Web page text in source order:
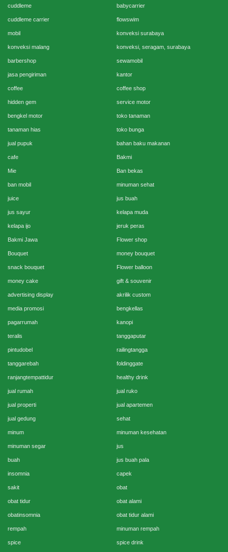
cuddleme babycarrier
cuddleme carrier flowswim
mobil konveksi surabaya
konveksi malang konveksi, seragam, surabaya
barbershop sewamobil
jasa pengiriman kantor
coffee coffee shop
hidden gem service motor
bengkel motor toko tanaman
tanaman hias toko bunga
jual pupuk bahan baku makanan
cafe Bakmi
Mie Ban bekas
ban mobil minuman sehat
juice jus buah
jus sayur kelapa muda
kelapa ijo jeruk peras
Bakmi Jawa Flower shop
Bouquet money bouquet
snack bouquet Flower balloon
money cake gift & souvenir
advertising display akrilik custom
media promosi bengkellas
pagarrumah kanopi
teralis tanggaputar
pintudobel railingtangga
tanggarebah foldinggate
ranjangtempattidur healthy drink
jual rumah jual ruko
jual properti jual apartemen
jual gedung sehat
minum minuman kesehatan
minuman segar jus
buah jus buah pala
insomnia capek
sakit obat
obat tidur obat alami
obatinsomnia obat tidur alami
rempah minuman rempah
spice spice drink